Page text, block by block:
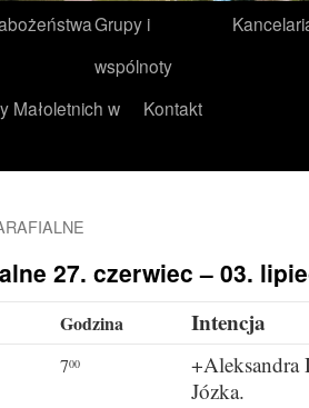
Grupy i
wspólnoty
Małoletnich w
Kontakt
27. czerwiec – 03.
Godzina Intencja
700
+Aleksandra
Józka.